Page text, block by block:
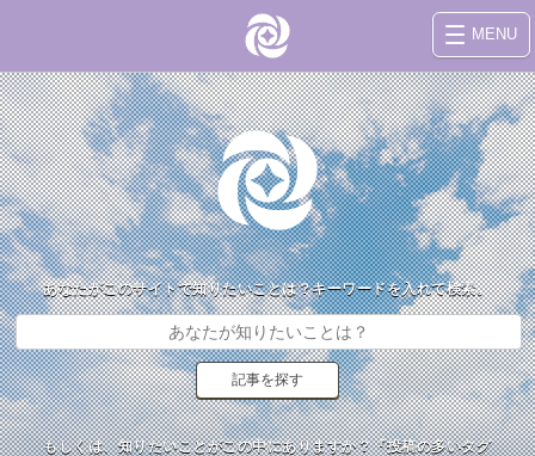
MENU
あなたがこのサイトで知りたいことは？キーワードを入れて検索。
もしくは、知りたいことがこの中にありますか？『投稿の多いタグ